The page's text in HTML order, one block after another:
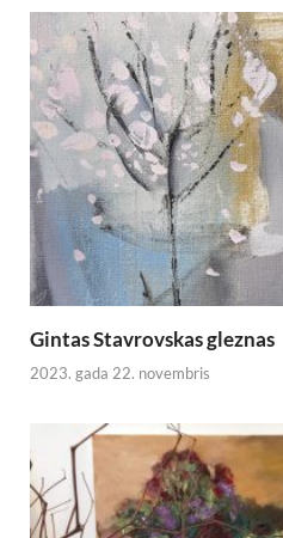
Gintas Stavrovskas gleznas
2023. gada 22. novembris